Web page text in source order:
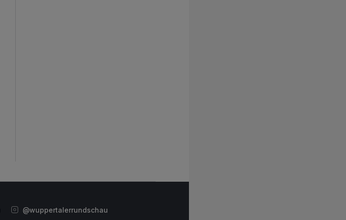
@wuppertalerrundschau